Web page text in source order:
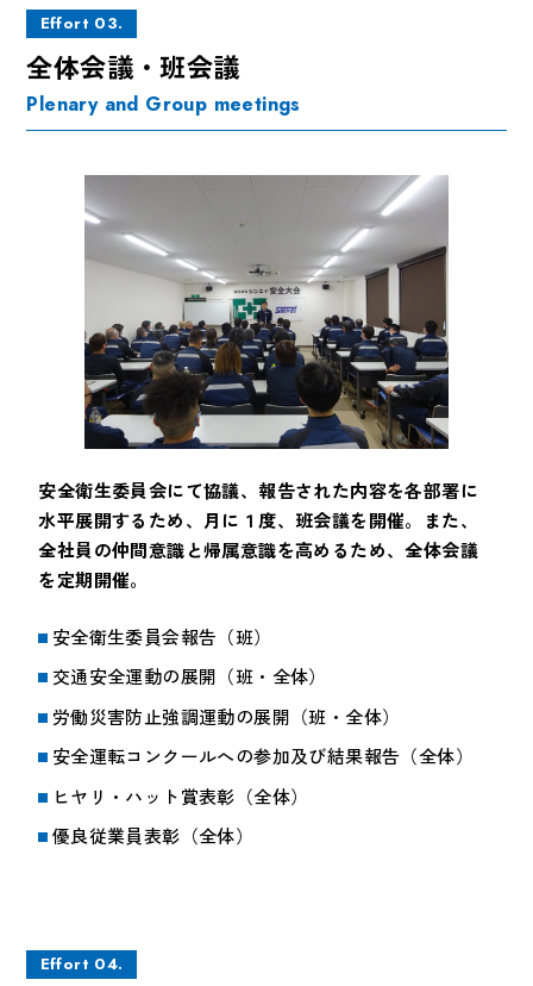
Effort 03.
全体会議・班会議
Plenary and Group meetings
安全衛生委員会にて協議、報告された内容を各部署に
水平展開するため、月に１度、班会議を開催。また、
全社員の仲間意識と帰属意識を高めるため、全体会議
を定期開催。
安全衛生委員会報告（班）
交通安全運動の展開（班・全体）
労働災害防止強調運動の展開（班・全体）
安全運転コンクールへの参加及び結果報告（全体）
ヒヤリ・ハット賞表彰（全体）
優良従業員表彰（全体）
Effort 04.